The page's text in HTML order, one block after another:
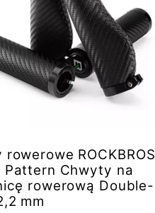
ROCKBROS
Pattern Chwyty na
rowerową Double-
mm